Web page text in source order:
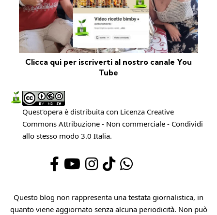
Clicca qui per iscriverti al nostro canale You
Tube
Quest'opera è distribuita con Licenza Creative
Commons Attribuzione - Non commerciale - Condividi
allo stesso modo 3.0 Italia.
Questo blog non rappresenta una testata giornalistica, in
quanto viene aggiornato senza alcuna periodicità. Non può